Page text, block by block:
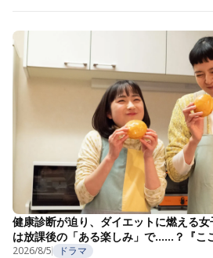
健康診断が迫り、ダイエットに燃える
は放課後の「ある楽しみ」で……？『こ
2026/8/5 ドラマ